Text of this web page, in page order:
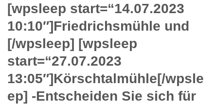
[wpsleep start=“14.07.2023
10:10″]Friedrichsmühle und
[/wpsleep] [wpsleep
start=“27.07.2023
13:05″]Körschtalmühle[/wpsle
ep] -Entscheiden Sie sich für